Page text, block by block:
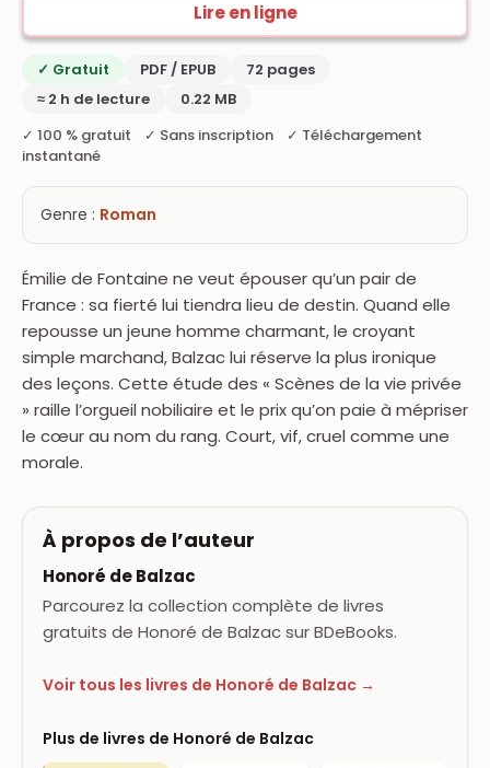
Lire en ligne
✓ Gratuit PDF / EPUB
72 pages
≈ 2 h de lecture
0.22 MB
✓ 100 % gratuit ✓ Sans inscription ✓ Téléchargement
instantané
Genre : Roman
Émilie de Fontaine ne veut épouser qu’un pair de
France : sa fierté lui tiendra lieu de destin. Quand elle
repousse un jeune homme charmant, le croyant
simple marchand, Balzac lui réserve la plus ironique
des leçons. Cette étude des « Scènes de la vie privée
» raille l’orgueil nobiliaire et le prix qu’on paie à mépriser
le cœur au nom du rang. Court, vif, cruel comme une
morale.
À propos de l’auteur
Honoré de Balzac
Parcourez la collection complète de livres
gratuits de Honoré de Balzac sur BDeBooks.
Voir tous les livres de Honoré de Balzac →
Plus de livres de Honoré de Balzac